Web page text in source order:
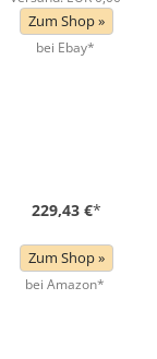
Zum Shop »
bei Ebay*
229,43 €*
Zum Shop »
bei Amazon*